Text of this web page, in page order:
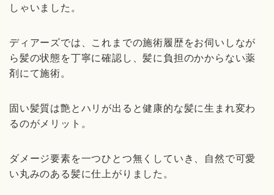
しゃいました。
ディアーズでは、これまでの施術履歴をお伺いしなが
ら髪の状態を丁寧に確認し、髪に負担のかからない薬
剤にて施術。
固い髪質は艶とハリが出ると健康的な髪に生まれ変わ
るのがメリット。
ダメージ要素を一つひとつ無くしていき、自然で可愛
い丸みのある髪に仕上がりました。